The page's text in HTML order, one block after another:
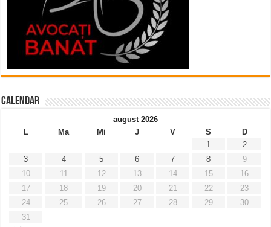
Calendar
august 2026
L
Ma Mi J V S
D
1
2
3
4 5 6 7 8
9
10
11 12 13 14 15
16
17
18 19 20 21 22
23
24
25 26 27 28 29
30
31